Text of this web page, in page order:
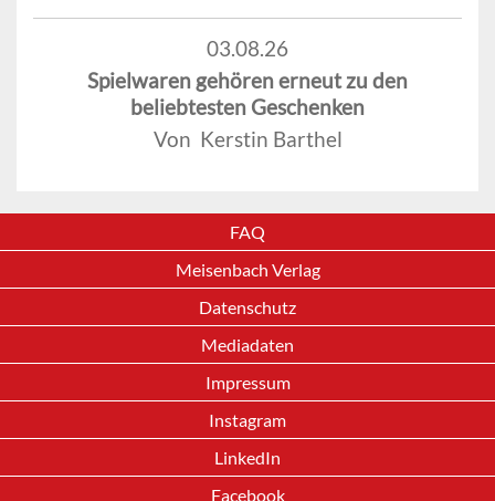
03.08.26
Spielwaren gehören erneut zu den
beliebtesten Geschenken
Von Kerstin Barthel
FAQ
Meisenbach Verlag
Datenschutz
Mediadaten
Impressum
Instagram
LinkedIn
Facebook